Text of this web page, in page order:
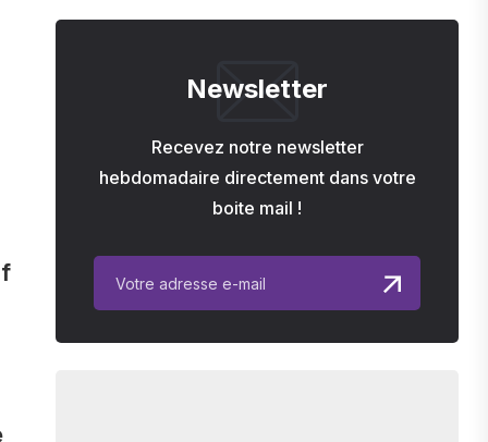
Newsletter
Recevez notre newsletter
hebdomadaire directement dans votre
boite mail !